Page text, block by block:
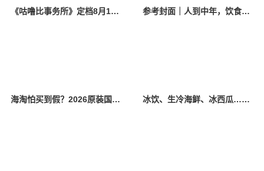
《咕噜比事务所》定档8月10日 聚焦儿童情绪教育助力健康成长 参考封面｜人到中年，饮食该如何调整？
海淘怕买到假？2026原装国产羊奶粉靠谱的正规品牌有哪些？ 冰饮、生冷海鲜、冰西瓜……泉州人夏季“标配”饮食极易引发胃肠炎